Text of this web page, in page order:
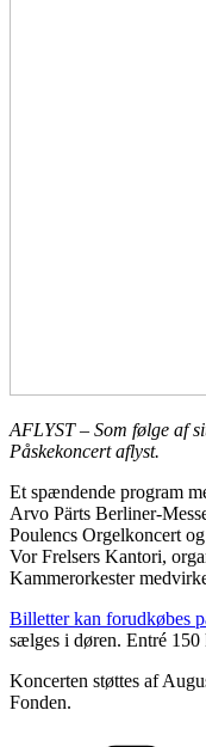
AFLYST – Som følge af
Påskekoncert aflyst.
Et spændende program
Arvo Pärts Berliner-
Poulencs Orgelkoncert
Vor Frelsers Kantori,
Kammerorkester
Billetter kan forudkøbes
sælges i døren. Entré
Koncerten støttes af
Fonden.